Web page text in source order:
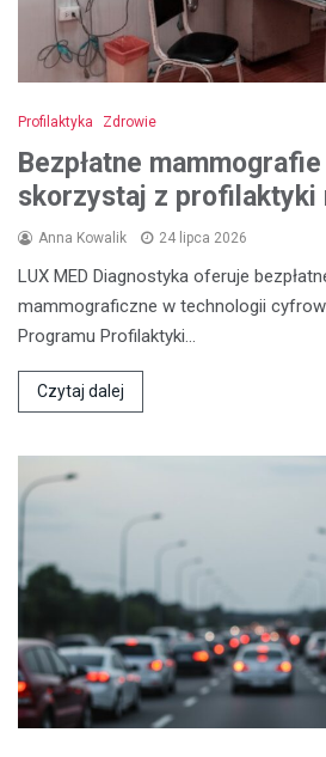
Profilaktyka Zdrowie
Bezpłatne
skorzystaj z profilaktyki
Anna Kowalik 24 lipca 2026
LUX MED Diagnostyka oferuje
mammograficzne w technologii
Programu Profilaktyki…
Czytaj dalej